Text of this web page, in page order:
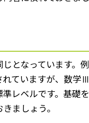
となっています。
ていますが、数学
レベルです。基礎
ましょう。